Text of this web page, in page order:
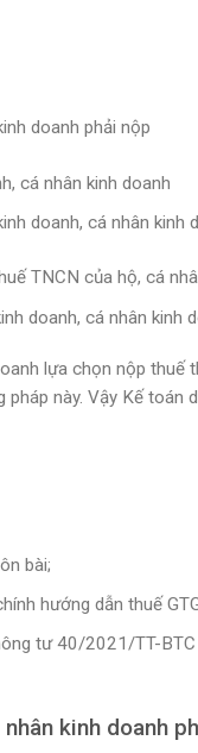
doanh phải nộp
cá nhân kinh doanh
doanh, cá nhân kinh
TNCN của hộ, cá
doanh, cá nhân kinh
lựa chọn nộp
này. Vậy Kế toán
bài;
hướng dẫn thuế
tư 40/2021/TT-BTC
kinh doanh